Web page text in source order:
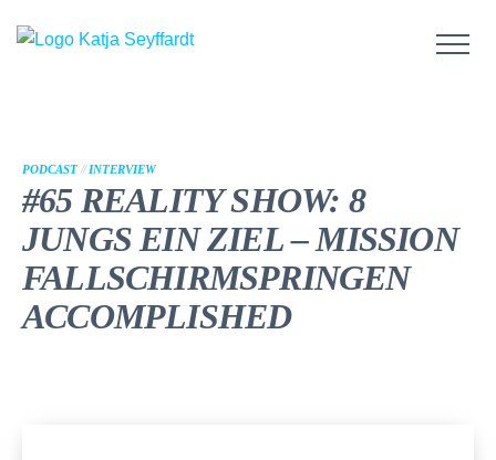
PODCAST // INTERVIEW
#65 REALITY SHOW: 8
JUNGS EIN ZIEL – MISSION
FALLSCHIRMSPRINGEN
ACCOMPLISHED